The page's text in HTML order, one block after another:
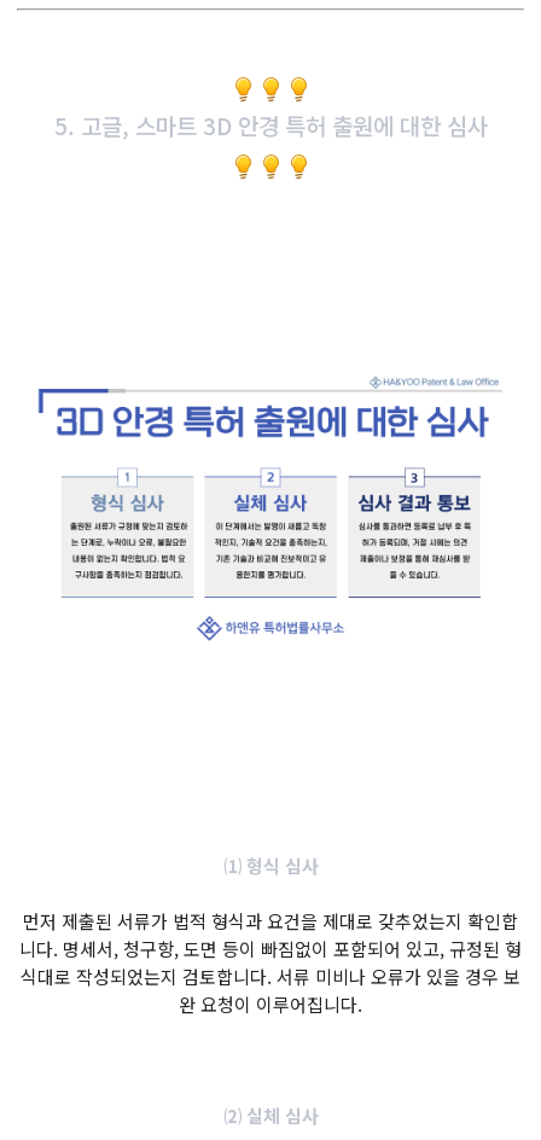
5. 고글, 스마트 3D 안경 특허 출원에 대한 심사
⑴ 형식 심사
먼저 제출된 서류가 법적 형식과 요건을 제대로 갖추었는지 확인합
니다. 명세서, 청구항, 도면 등이 빠짐없이 포함되어 있고, 규정된 형
식대로 작성되었는지 검토합니다. 서류 미비나 오류가 있을 경우 보
완 요청이 이루어집니다.
⑵ 실체 심사